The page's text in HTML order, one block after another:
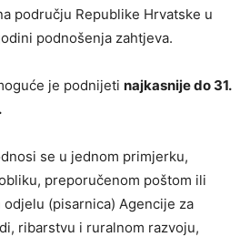
području Republike Hrvatske u
podnošenja zahtjeva.
je podnijeti najkasnije do 31.
se u jednom primjerku,
preporučenom poštom ili
(pisarnica) Agencije za
ribarstvu i ruralnom razvoju,